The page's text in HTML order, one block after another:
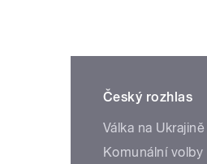
Český rozhlas
Válka na Ukrajině
Komunální volby